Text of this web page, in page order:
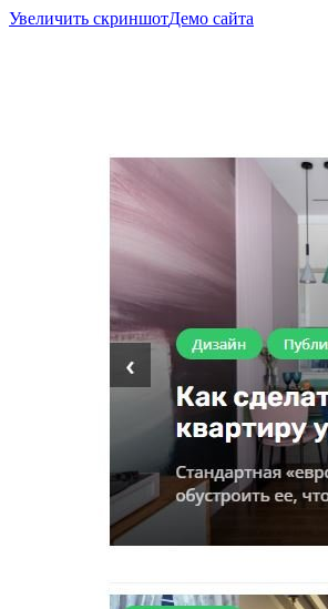
Увеличить скриншотДемо сайта